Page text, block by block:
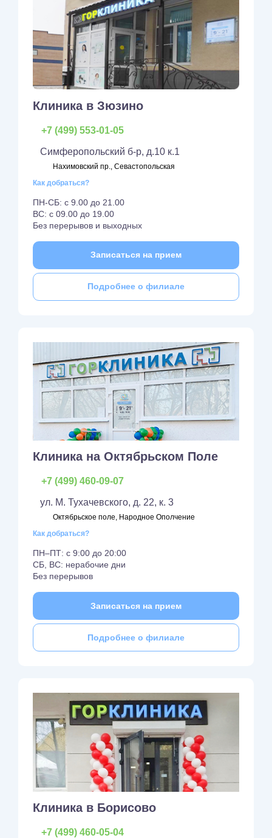
Клиника в Зюзино
+7 (499) 553-01-05
Симферопольский б-р, д.10 к.1
Нахимовский пр., Севастопольская
Как добраться?
ПН-СБ: с 9.00 до 21.00
ВС: с 09.00 до 19.00
Без перерывов и выходных
Записаться на прием
Подробнее о филиале
Клиника на Октябрьском Поле
+7 (499) 460-09-07
ул. М. Тухачевского, д. 22, к. 3
Октябрьское поле, Народное Ополчение
Как добраться?
ПН–ПТ: с 9:00 до 20:00
СБ, ВС: нерабочие дни
Без перерывов
Записаться на прием
Подробнее о филиале
Клиника в Борисово
+7 (499) 460-05-04